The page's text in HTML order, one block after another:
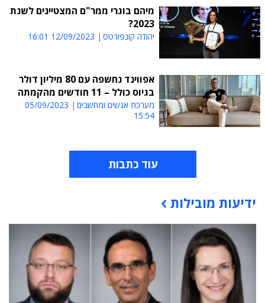
מיהם בוגרי ממר"ם המצטיינים לשנת
2023?
יהודה קונפורטס 12/09/2023 16:01
אפווינד נחשפה עם 80 מיליון דולר
בגיוס כולל – 11 חודשים מהקמתה
מערכת אנשים ומחשבים
05/09/2023
15:54
עוד כתבות
תוכן פרסומי
ידיעות מובילות